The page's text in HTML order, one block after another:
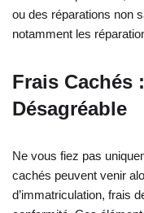
ou des réparations non
notamment les
Frais Cachés
Désagréable
Ne vous fiez pas
cachés peuvent venir
d’immatriculation, frais